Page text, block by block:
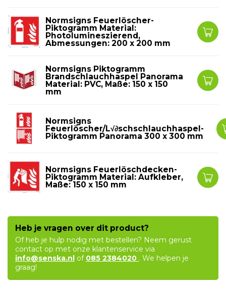
Normsigns Feuerlöscher-
Piktogramm Material:
Photolumineszierend,
Abmessungen: 200 x 200 mm
Normsigns Piktogramm
Brandschlauchhaspel Panorama
Material: PVC, Maße: 150 x 150
mm
Normsigns
Feuerlöscher/L√∂schschlauchhaspel-
Piktogramm Panorama 300 x 300 mm
Normsigns Feuerlöschdecken-
Piktogramm Material: Aufkleber,
Maße: 150 x 150 mm
Heb je vragen over dit product?
Of heb je hulp nodig met bestellen? Neem gerust
contact op met onze klantenservice via
info@senska.nl of 085 2384020 . We helpen je
graag!